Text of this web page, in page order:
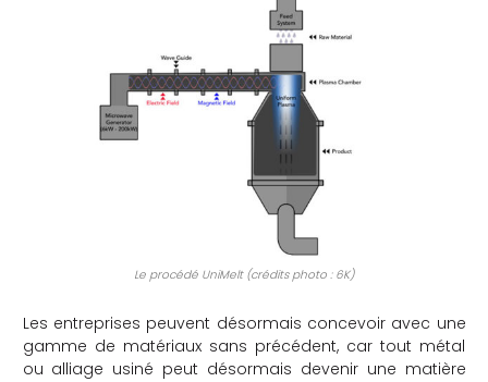
Le procédé UniMelt (crédits photo : 6K)
Les entreprises peuvent désormais concevoir avec une
gamme de matériaux sans précédent, car tout métal
ou alliage usiné peut désormais devenir une matière